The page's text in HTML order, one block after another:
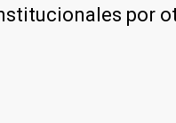
por